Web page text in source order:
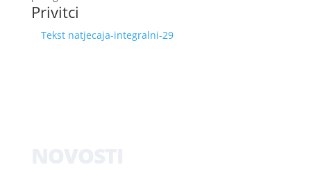
Privitci
Tekst natjecaja-integralni-29